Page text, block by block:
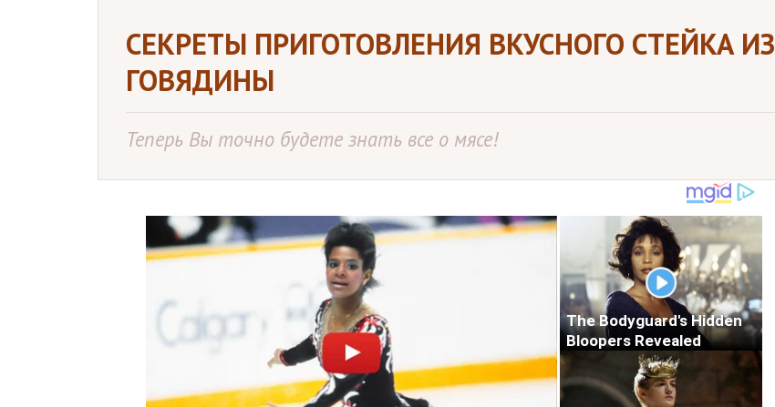
СЕКРЕТЫ ПРИГОТОВЛЕНИЯ ВКУСНОГО СТЕЙКА ИЗ
ГОВЯДИНЫ
Теперь Вы точно будете знать все о мясе!